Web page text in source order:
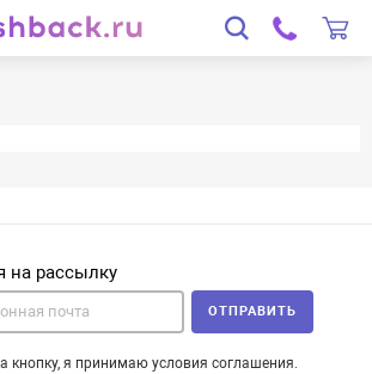
на рассылку
кнопку, я принимаю условия соглашения.
ОТПРАВИТЬ